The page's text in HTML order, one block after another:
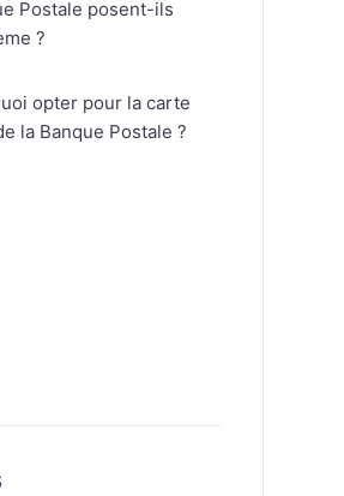
Postale posent-ils
?
opter pour la carte
la Banque Postale ?